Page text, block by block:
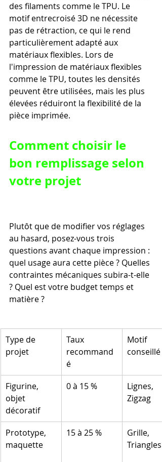
des filaments comme le TPU. Le
motif entrecroisé 3D ne nécessite
pas de rétraction, ce qui le rend
particulièrement adapté aux
matériaux flexibles. Lors de
l'impression de matériaux flexibles
comme le TPU, toutes les densités
peuvent être utilisées, mais les plus
élevées réduiront la flexibilité de la
pièce imprimée.
Comment choisir le
bon remplissage selon
votre projet
Plutôt que de modifier vos réglages
au hasard, posez-vous trois
questions avant chaque impression :
quel usage aura cette pièce ? Quelles
contraintes mécaniques subira-t-elle
? Quel est votre budget temps et
matière ?
Type de
projet
Taux
recommand
é
Motif
conseillé
Figurine,
objet
décoratif
0 à 15 %
Lignes,
Zigzag
Prototype,
maquette
15 à 25 %
Grille,
Triangles